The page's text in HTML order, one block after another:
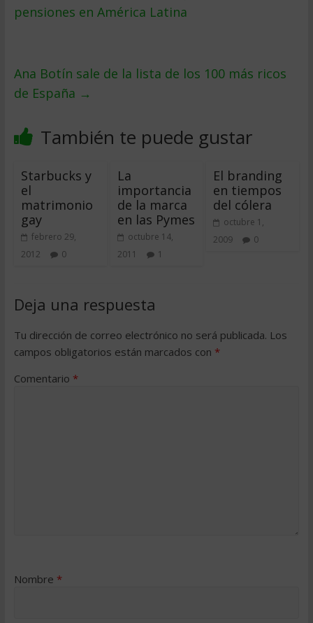
pensiones en América Latina
Ana Botín sale de la lista de los 100 más ricos
de España →
También te puede gustar
Starbucks y
el
matrimonio
gay
febrero 29,
2012
0
La
importancia
de la marca
en las Pymes
octubre 14,
2011
1
El branding
en tiempos
del cólera
octubre 1,
2009
0
Deja una respuesta
Tu dirección de correo electrónico no será publicada. Los
campos obligatorios están marcados con *
Comentario *
Nombre *